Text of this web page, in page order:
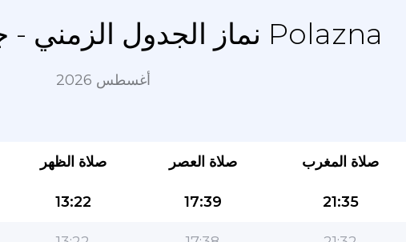
نماز الجدول الزمني - جدول التقويم ل Polazna
أغسطس 2026
صلاة الظهر صلاة العصر صلاة المغرب
13:22 17:39 21:35